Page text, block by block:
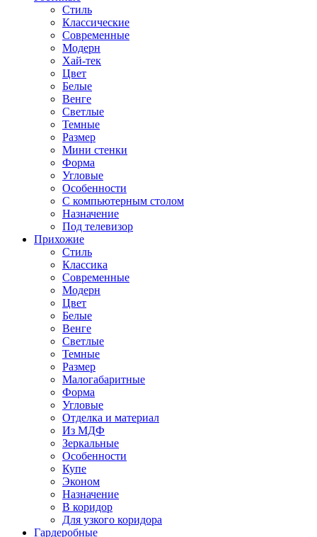
Стиль
Классические
Современные
Модерн
Хай-тек
Цвет
Белые
Венге
Светлые
Темные
Размер
Мини стенки
Форма
Угловые
Особенности
С компьютерным столом
Назначение
Под телевизор
Прихожие
Стиль
Классика
Современные
Модерн
Цвет
Белые
Венге
Светлые
Темные
Размер
Малогабаритные
Форма
Угловые
Отделка и материал
Из МДФ
Зеркальные
Особенности
Купе
Эконом
Назначение
В коридор
Для узкого коридора
Гардеробные